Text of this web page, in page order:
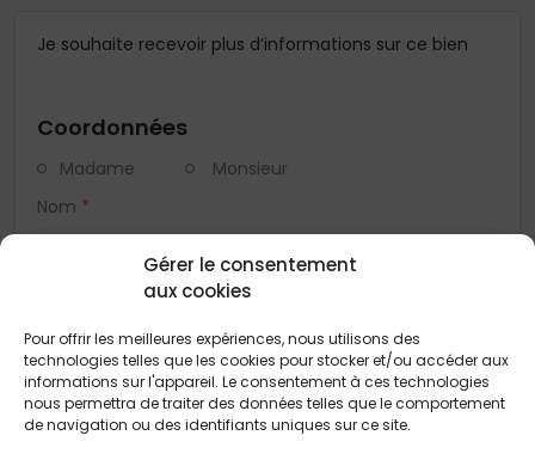
Gérer le consentement
aux cookies
Pour offrir les meilleures expériences, nous utilisons des
technologies telles que les cookies pour stocker et/ou accéder aux
informations sur l'appareil. Le consentement à ces technologies
nous permettra de traiter des données telles que le comportement
de navigation ou des identifiants uniques sur ce site.
Je souhaite recevoir plus d’informations sur ce bien
Coordonnées
Madame
Monsieur
Nom *
Téléphone*
E-mail